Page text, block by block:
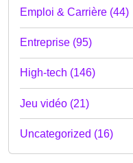
Emploi & Carrière (44)
Entreprise (95)
High-tech (146)
Jeu vidéo (21)
Uncategorized (16)